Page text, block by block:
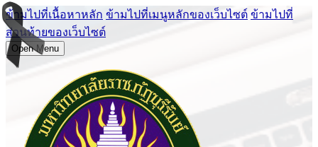
ข้ามไปที่เนื้อหาหลัก ข้ามไปที่เมนูหลักของเว็บไซต์ ข้ามไปที่
ส่วนท้ายของเว็บไซต์
Open Menu